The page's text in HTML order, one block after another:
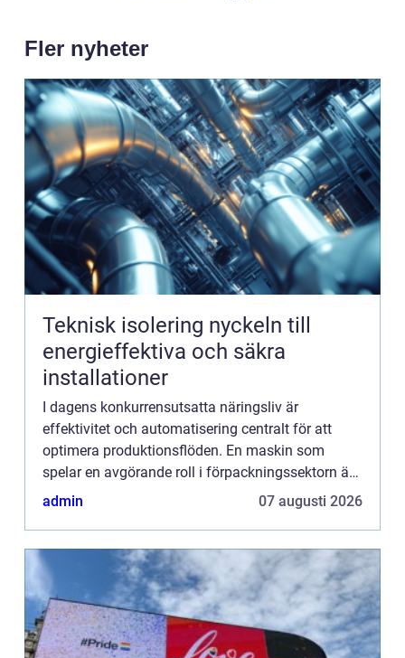
Fler nyheter
Teknisk isolering nyckeln till
energieffektiva och säkra
installationer
I dagens konkurrensutsatta näringsliv är
effektivitet och automatisering centralt för att
optimera produktionsflöden. En maskin som
spelar en avgörande roll i förpackningssektorn är
kartongresaren. Denna maskin har ...
admin 07 augusti 2026